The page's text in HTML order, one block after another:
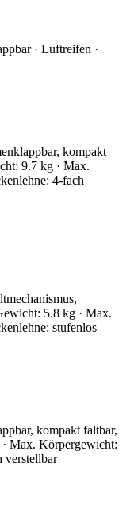
· Luftreifen ·
kompakt
9.7 kg · Max.
4-fach
5.8 kg · Max.
stufenlos
kompakt faltbar,
Max. Körpergewicht:
verstellbar